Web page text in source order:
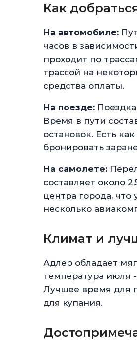
Как
На автомобиле:
часов в
проходит по
трассой на
средства оплаты.
На поезде:
Время в пути
остановок. Есть
бронировать
На самолете:
составляет около
центра города,
несколько
Климат и
Адлер обладает
температура июля -
Лучшее время для
для купания.